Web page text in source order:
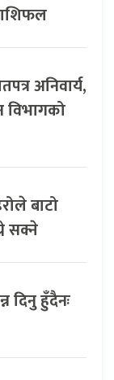
अनिवार्य,
विभागको
बाटो
सक्ने
दिनु हुँदैनः